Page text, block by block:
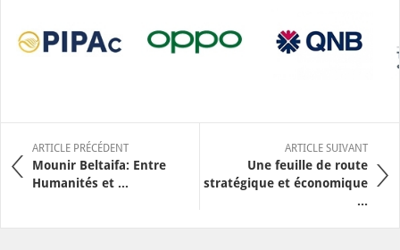
ARTICLE PRÉCÉDENT
Mounir Beltaifa: Entre
Humanités et ...
ARTICLE SUIVANT
Une feuille de route
stratégique et économique
...